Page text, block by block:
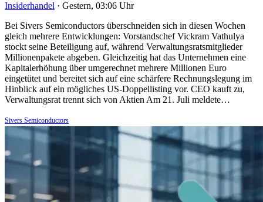
Insiderhandel · Gestern, 03:06 Uhr
Bei Sivers Semiconductors überschneiden sich in diesen Wochen
gleich mehrere Entwicklungen: Vorstandschef Vickram Vathulya
stockt seine Beteiligung auf, während Verwaltungsratsmitglieder
Millionenpakete abgeben. Gleichzeitig hat das Unternehmen eine
Kapitalerhöhung über umgerechnet mehrere Millionen Euro
eingetütet und bereitet sich auf eine schärfere Rechnungslegung im
Hinblick auf ein mögliches US-Doppellisting vor. CEO kauft zu,
Verwaltungsrat trennt sich von Aktien Am 21. Juli meldete…
Sivers Semiconductors